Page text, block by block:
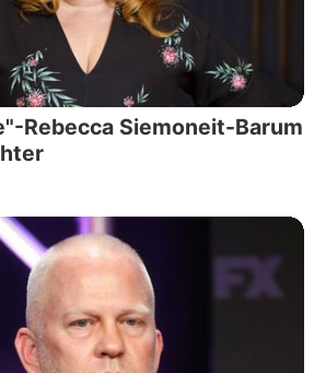
Rebecca Siemoneit-Barum